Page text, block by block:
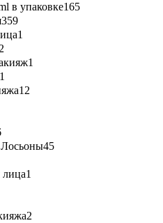
в упаковке165
359
1
1
1
12
Лосьоны45
1
2